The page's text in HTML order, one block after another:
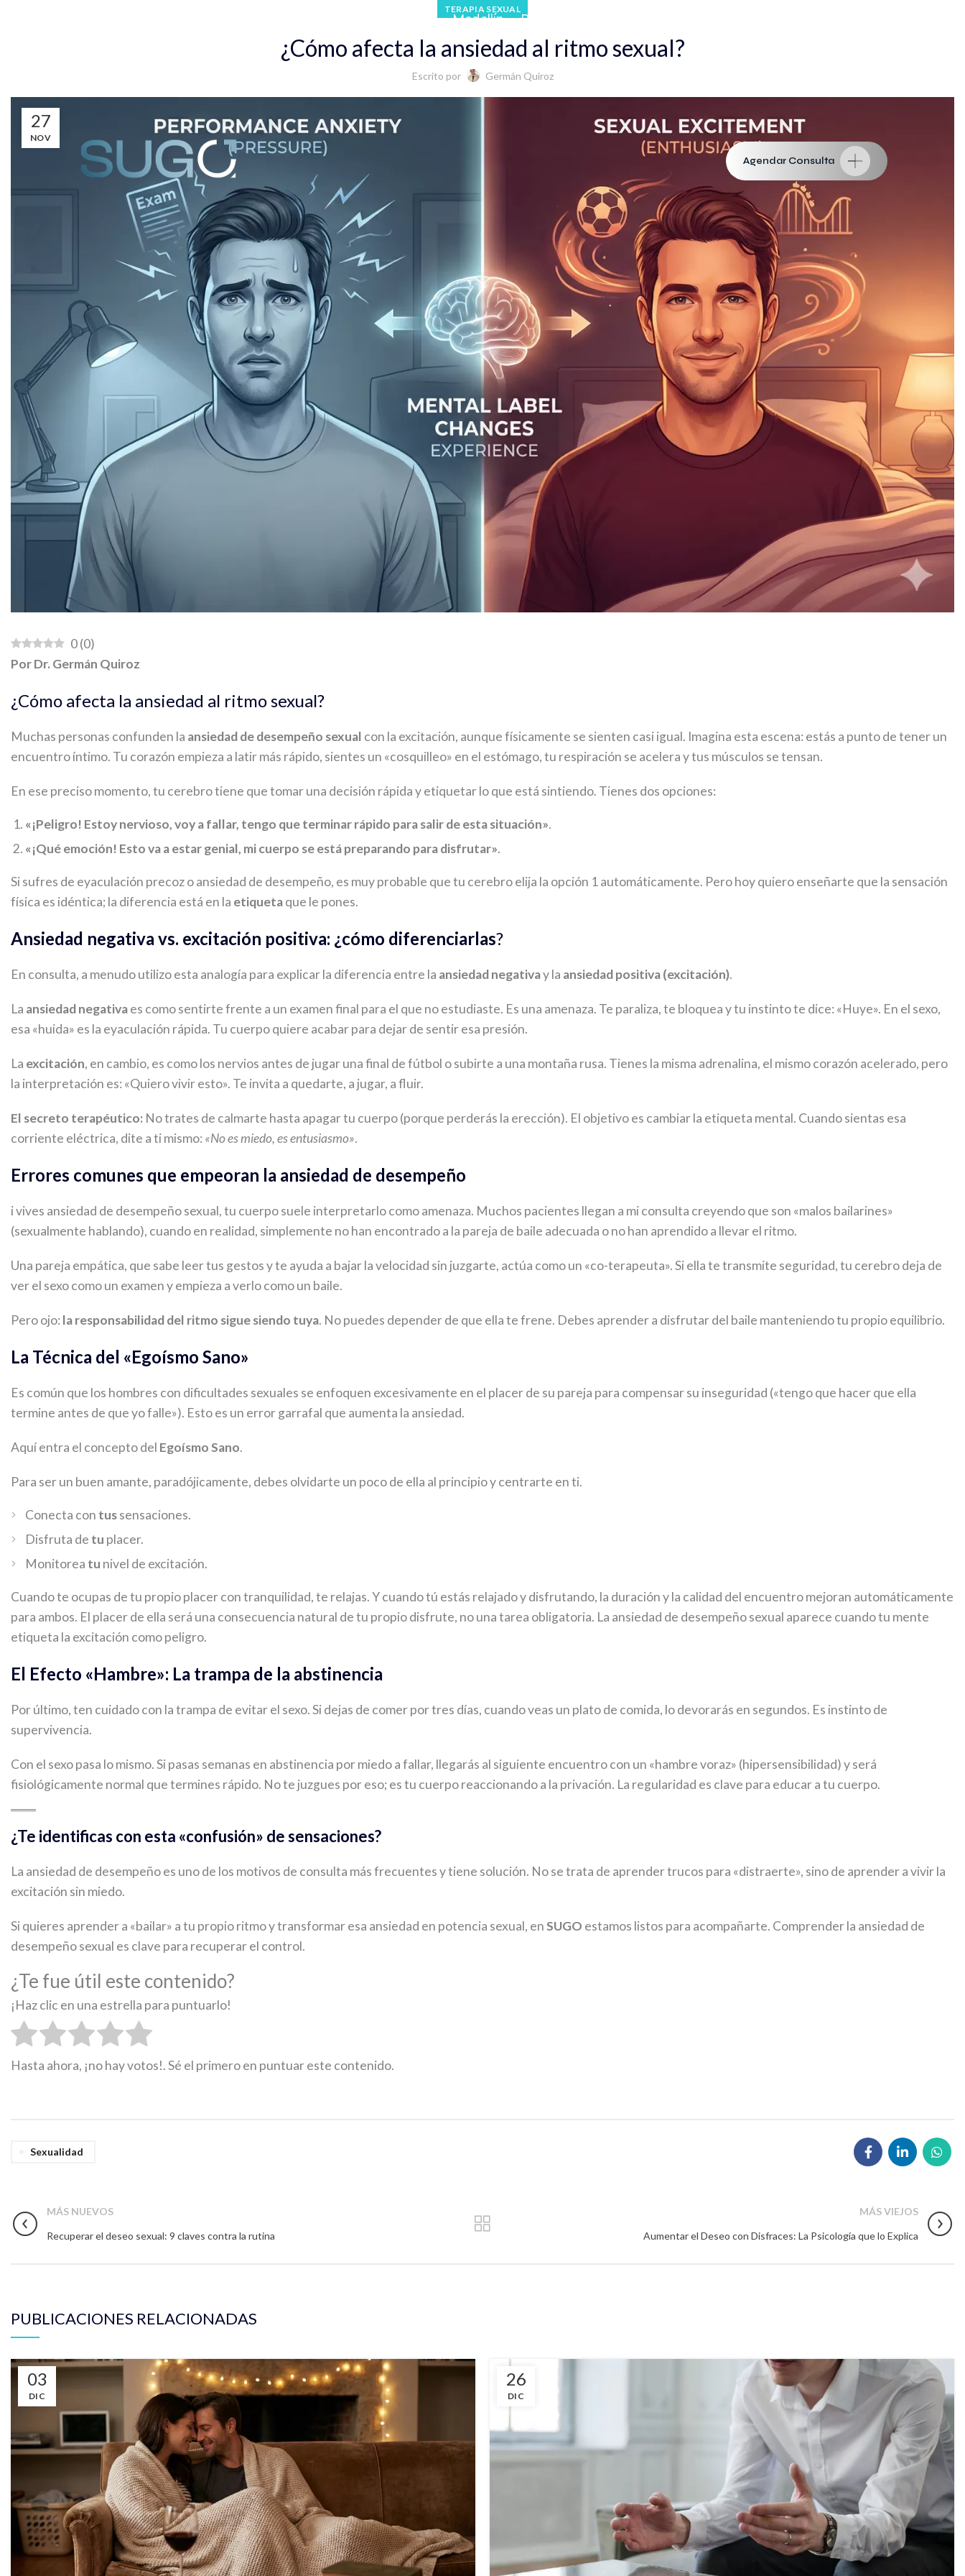
Medellín Blog
Agendar Consulta
TERAPIA SEXUAL
¿Cómo afecta la ansiedad al ritmo sexual?
Escrito por Germán Quiroz
27
NOV
0 (0)
Por Dr. Germán Quiroz
¿Cómo afecta la ansiedad al ritmo sexual?
Muchas personas confunden la ansiedad de desempeño sexual con la excitación, aunque físicamente se sienten casi igual. Imagina esta escena: estás a punto de tener un
encuentro íntimo. Tu corazón empieza a latir más rápido, sientes un «cosquilleo» en el estómago, tu respiración se acelera y tus músculos se tensan.
En ese preciso momento, tu cerebro tiene que tomar una decisión rápida y etiquetar lo que está sintiendo. Tienes dos opciones:
«¡Peligro! Estoy nervioso, voy a fallar, tengo que terminar rápido para salir de esta situación».
«¡Qué emoción! Esto va a estar genial, mi cuerpo se está preparando para disfrutar».
Si sufres de eyaculación precoz o ansiedad de desempeño, es muy probable que tu cerebro elija la opción 1 automáticamente. Pero hoy quiero enseñarte que la sensación
física es idéntica; la diferencia está en la etiquetaque le pones.
Ansiedad negativa vs. excitación positiva: ¿cómo diferenciarlas?
En consulta, a menudo utilizo esta analogía para explicar la diferencia entre la ansiedad negativay la ansiedad positiva (excitación).
La ansiedad negativaes como sentirte frente a un examen final para el que no estudiaste. Es una amenaza. Te paraliza, te bloquea y tu instinto te dice: «Huye». En el sexo,
esa «huida» es la eyaculación rápida. Tu cuerpo quiere acabar para dejar de sentir esa presión.
La excitación, en cambio, es como los nervios antes de jugar una final de fútbol o subirte a una montaña rusa. Tienes la misma adrenalina, el mismo corazón acelerado, pero
la interpretación es: «Quiero vivir esto». Te invita a quedarte, a jugar, a fluir.
El secreto terapéutico: No trates de calmarte hasta apagar tu cuerpo (porque perderás la erección). El objetivo es cambiar la etiqueta mental. Cuando sientas esa
corriente eléctrica, dite a ti mismo: «No es miedo, es entusiasmo».
Errores comunes que empeoran la ansiedad de desempeño
i vives ansiedad de desempeño sexual, tu cuerpo suele interpretarlo como amenaza. Muchos pacientes llegan a mi consulta creyendo que son «malos bailarines»
(sexualmente hablando), cuando en realidad, simplemente no han encontrado a la pareja de baile adecuada o no han aprendido a llevar el ritmo.
Una pareja empática, que sabe leer tus gestos y te ayuda a bajar la velocidad sin juzgarte, actúa como un «co-terapeuta». Si ella te transmite seguridad, tu cerebro deja de
ver el sexo como un examen y empieza a verlo como un baile.
Pero ojo: la responsabilidad del ritmo sigue siendo tuya. No puedes depender de que ella te frene. Debes aprender a disfrutar del baile manteniendo tu propio equilibrio.
La Técnica del «Egoísmo Sano»
Es común que los hombres con dificultades sexuales se enfoquen excesivamente en el placer de su pareja para compensar su inseguridad («tengo que hacer que ella
termine antes de que yo falle»). Esto es un error garrafal que aumenta la ansiedad.
Aquí entra el concepto del Egoísmo Sano.
Para ser un buen amante, paradójicamente, debes olvidarte un poco de ella al principio y centrarte en ti.
Conecta con tussensaciones.
Disfruta de tu placer.
Monitorea tu nivel de excitación.
Cuando te ocupas de tu propio placer con tranquilidad, te relajas. Y cuando tú estás relajado y disfrutando, la duración y la calidad del encuentro mejoran automáticamente
para ambos. El placer de ella será una consecuencia natural de tu propio disfrute, no una tarea obligatoria. La ansiedad de desempeño sexual aparece cuando tu mente
etiqueta la excitación como peligro.
El Efecto «Hambre»: La trampa de la abstinencia
Por último, ten cuidado con la trampa de evitar el sexo. Si dejas de comer por tres días, cuando veas un plato de comida, lo devorarás en segundos. Es instinto de
supervivencia.
Con el sexo pasa lo mismo. Si pasas semanas en abstinencia por miedo a fallar, llegarás al siguiente encuentro con un «hambre voraz» (hipersensibilidad) y será
fisiológicamente normal que termines rápido. No te juzgues por eso; es tu cuerpo reaccionando a la privación. La regularidad es clave para educar a tu cuerpo.
¿Te identificas con esta «confusión» de sensaciones?
La ansiedad de desempeño es uno de los motivos de consulta más frecuentes y tiene solución. No se trata de aprender trucos para «distraerte», sino de aprender a vivir la
excitación sin miedo.
Si quieres aprender a «bailar» a tu propio ritmo y transformar esa ansiedad en potencia sexual, enSUGO estamos listos para acompañarte. Comprender la ansiedad de
desempeño sexual es clave para recuperar el control.
¿Te fue útil este contenido?
¡Haz clic en una estrella para puntuarlo!
Hasta ahora, ¡no hay votos!. Sé el primero en puntuar este contenido.
Sexualidad
MÁS NUEVOS
Recuperar el deseo sexual: 9 claves contra la rutina
MÁS VIEJOS
Aumentar el Deseo con Disfraces: La Psicología que lo Explica
PUBLICACIONES RELACIONADAS
03
DIC
26
DIC